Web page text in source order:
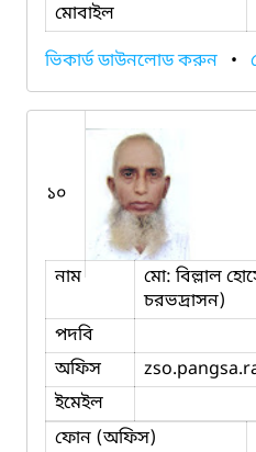
মোবাইল
ভিকার্ড ডাউনলোড করুন •
১০
নাম
মো: বিল্লাল
চরভদ্রাসন)
পদবি
অফিস
ইমেইল
ফোন (অফিস)